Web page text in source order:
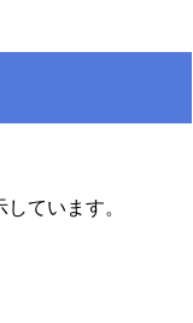
ています。